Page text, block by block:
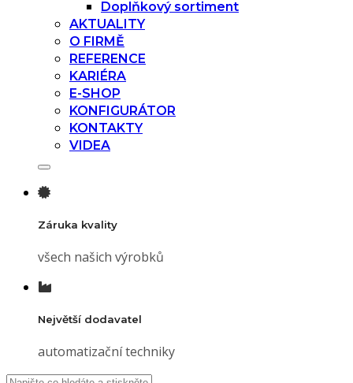
Doplňkový sortiment
AKTUALITY
O FIRMĚ
REFERENCE
KARIÉRA
E-SHOP
KONFIGURÁTOR
KONTAKTY
VIDEA
Záruka kvality
všech našich výrobků
Největší dodavatel
automatizační techniky